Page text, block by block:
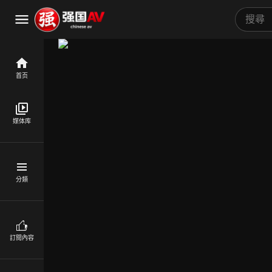
首页
媒体库
分類
訂閱內容